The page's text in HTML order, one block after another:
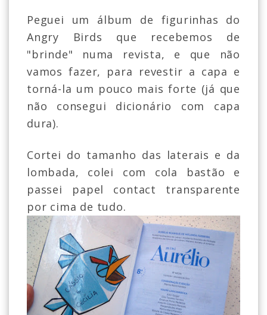
Peguei um álbum de figurinhas do
Angry Birds que recebemos de
"brinde" numa revista, e que não
vamos fazer, para revestir a capa e
torná-la um pouco mais forte (já que
não consegui dicionário com capa
dura).
Cortei do tamanho das laterais e da
lombada, colei com cola bastão e
passei papel contact transparente
por cima de tudo.